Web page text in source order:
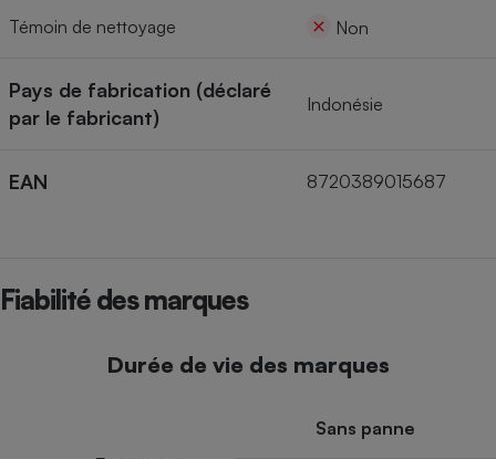
Témoin de nettoyage Non
Pays de fabrication (déclaré
par le fabricant)
Indonésie
EAN 8720389015687
Fiabilité des marques
Durée de vie des marques
Sans panne